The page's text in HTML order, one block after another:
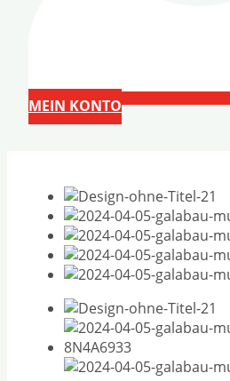
MEIN KONTO